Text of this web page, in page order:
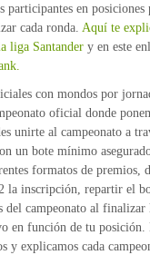
participantes en posiciones
cada ronda. Aquí te
liga Santander y en este
con mondos por
oficial donde
unirte al campeonato a
un bote mínimo
formatos de premios,
la inscripción, repartir el
del campeonato al
en función de tu posición.
y explicamos cada